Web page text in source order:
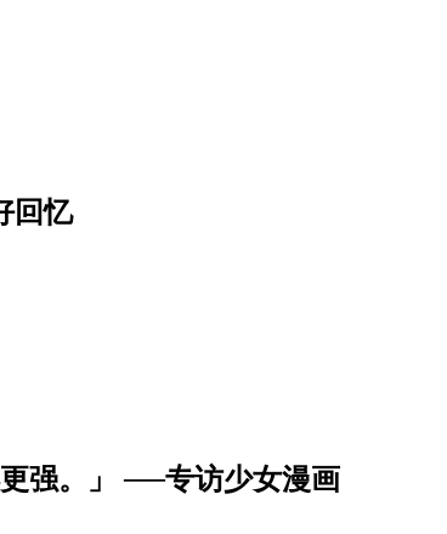
回忆
强。」 ──专访少女漫画